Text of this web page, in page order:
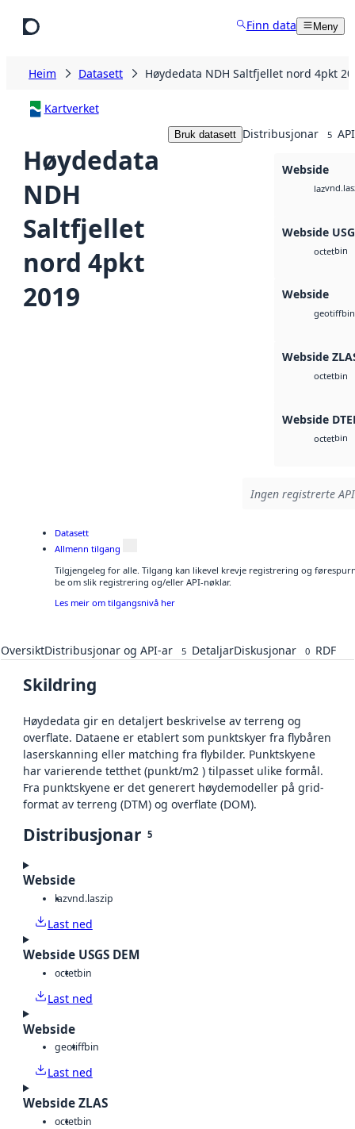
Finn data Meny
Heim Datasett Høydedata NDH Saltfjellet nord 4pkt
Kartverket
Høydedata
NDH
Saltfjellet
nord 4pkt
2019
Bruk datasett Distribusjonar 5
Webside
laz
Webside
octetbin
Webside
geotiffbin
Webside
octetbin
Webside
octetbin
Ingen registrerte
Datasett
Allmenn tilgang
Tilgjengeleg for alle. Tilgang kan likevel krevje registrering og
be om slik registrering og/eller API-nøklar.
Les meir om tilgangsnivå her
OversiktDistribusjonar og API-ar 5 DetaljarDiskusjonar 0 RDF
Skildring
Høydedata gir en detaljert beskrivelse av terreng og
overflate. Dataene er etablert som punktskyer fra flybåren
laserskanning eller matching fra flybilder. Punktskyene
har varierende tetthet (punkt/m2 ) tilpasset ulike formål.
Fra punktskyene er det generert høydemodeller på grid-
format av terreng (DTM) og overflate (DOM).
Distribusjonar 5
Webside
lazvnd.laszip
Last ned
Webside USGS DEM
octetbin
Last ned
Webside
geotiffbin
Last ned
Webside ZLAS
octetbin